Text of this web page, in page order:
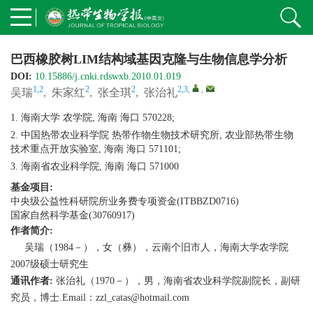
巴西橡胶树LIM结构域基因克隆与生物信息学分析
DOI: 10.15886/j.cnki.rdswxb.2010.01.019
吴瑞1,2, 朱家红2, 张全琪2, 张治礼2,3, ,
1. 海南大学 农学院, 海南 海口 570228;
2. 中国热带农业科学院 热带作物生物技术研究所, 农业部热带生物
技术重点开放实验室, 海南 海口 571101;
3. 海南省农业科学院, 海南 海口 571000
基金项目:
中央级公益性科研院所业务费专项资金(ITBBZD0716)
国家自然科学基金(30760917)
作者简介:
吴瑞（1984－），女（彝），云南个旧市人，海南大学农学院
2007级硕士研究生
通讯作者: 张治礼（1970－），男，海南省农业科学院副院长，副研
究员，博士.Email：zzl_catas@hotmail.com